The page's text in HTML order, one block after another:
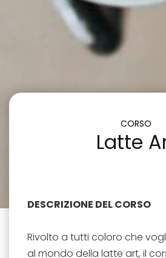
CORSO
Latte
DESCRIZIONE DEL CORSO
Rivolto a tutti coloro che
al mondo della latte art, il